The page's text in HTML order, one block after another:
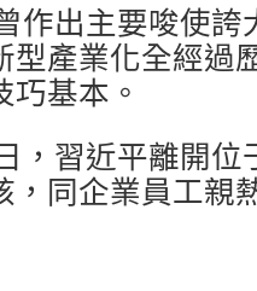
作出主要唆使
型產業化全經過
基本。
，習近平離開
，同企業員工親